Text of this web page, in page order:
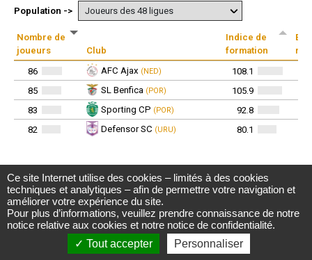
Observatoire du football CIES
Avenue DuPeyrou 1, 2000 Neuchâtel
(Suisse)
Tél. +41 (0)32 718 39 00
football.observatory@cies.ch
Notice de confidentialité
Ce site Internet utilise des cookies – limités à des cookies
techniques et analytiques – afin de permettre votre navigation et
améliorer votre expérience du site.
Pour plus d’informations, veuillez prendre connaissance de notre
notice relative aux cookies et notre notice de confidentialité.
Tout accepter
Personnaliser